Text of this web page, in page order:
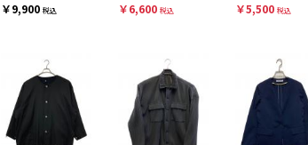
￥9,900 税込
￥6,600 税込
￥5,500 税込